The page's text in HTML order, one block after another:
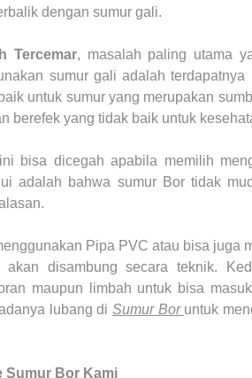
dengan sumur gali.
Tercemar, masalah paling utama
sumur gali adalah
untuk sumur yang merupakan
berefek yang tidak baik untuk
bisa dicegah apabila memilih
adalah bahwa sumur Bor tidak
Pipa PVC atau bisa juga
akan disambung secara teknik.
maupun limbah untuk bisa
lubang di Sumur Bor untuk
Sumur Bor Kami